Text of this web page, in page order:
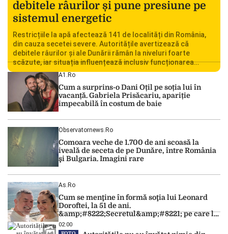
debitele râurilor și pune presiune pe
sistemul energetic
Restricțiile la apă afectează 141 de localități din România,
din cauza secetei severe. Autoritățile avertizează că
debitele râurilor și ale Dunării rămân la niveluri foarte
scăzute, iar situația influențează inclusiv funcționarea
Centralei Nucleare de la Cernavodă. România se confruntă
cu una dintre cele mai dificile perioade din punct de vedere
hidrologic din ultimii ani. Lipsa […]
A1.ro
Cum a surprins-o Dani Oțil pe soția lui în
vacanță. Gabriela Prisăcariu, apariție
impecabilă în costum de baie
Observatornews.ro
Comoara veche de 1.700 de ani scoasă la
iveală de seceta de pe Dunăre, între România
şi Bulgaria. Imagini rare
As.ro
Cum se menţine în formă soţia lui Leonard
Doroftei, la 51 de ani.
&amp;#8222;Secretul&amp;#8221; pe care l-a
dezvăluit
02:00